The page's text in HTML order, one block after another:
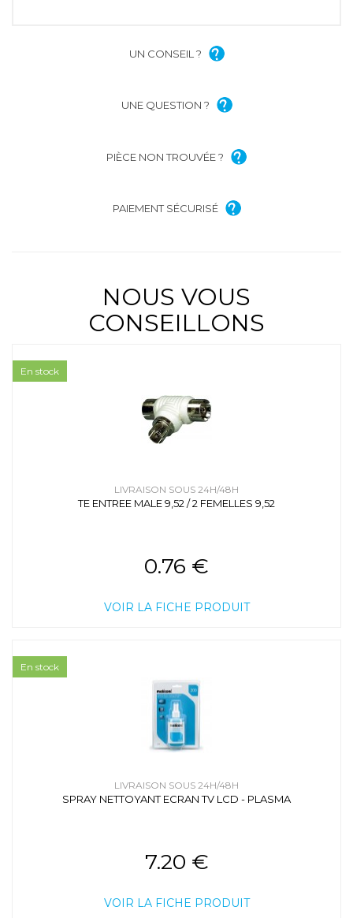
UN CONSEIL ?
UNE QUESTION ?
PIÈCE NON TROUVÉE ?
PAIEMENT SÉCURISÉ
NOUS VOUS
CONSEILLONS
LIVRAISON SOUS 24H/48H
TE ENTREE MALE 9,52 / 2 FEMELLES 9,52
0.76 €
VOIR LA FICHE PRODUIT
En stock
LIVRAISON SOUS 24H/48H
SPRAY NETTOYANT ECRAN TV LCD - PLASMA
7.20 €
VOIR LA FICHE PRODUIT
En stock